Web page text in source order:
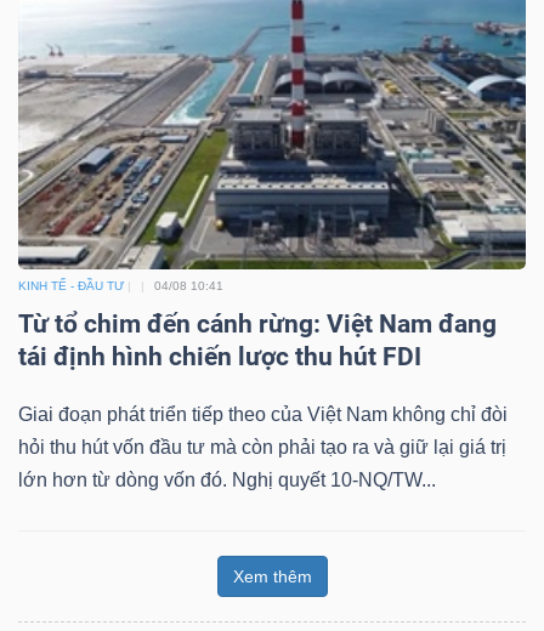
KINH TẾ - ĐẦU TƯ 04/08 10:41
Từ tổ chim đến cánh rừng: Việt Nam đang
tái định hình chiến lược thu hút FDI
Giai đoạn phát triển tiếp theo của Việt Nam không chỉ đòi
hỏi thu hút vốn đầu tư mà còn phải tạo ra và giữ lại giá trị
lớn hơn từ dòng vốn đó. Nghị quyết 10-NQ/TW...
Xem thêm